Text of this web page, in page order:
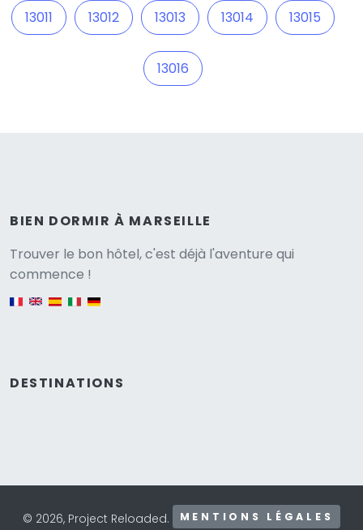
13011 13012 13013 13014 13015
13016
BIEN DORMIR À MARSEILLE
Trouver le bon hôtel, c'est déjà l'aventure qui
commence !
DESTINATIONS
© 2026, Project Reloaded. MENTIONS LÉGALES